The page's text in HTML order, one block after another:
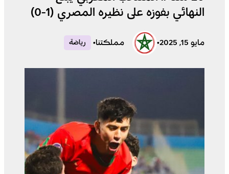
النهائي بفوزه على نظيره المصري (1-0)
مايو 15, 2025 • مملكتنا• رياضة